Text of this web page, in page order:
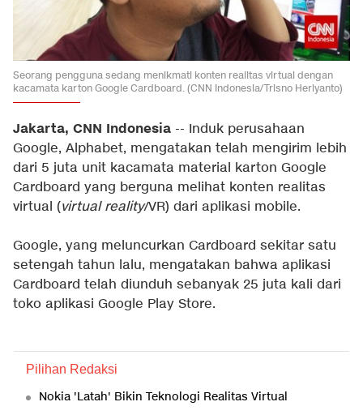
Seorang pengguna sedang menikmati konten realitas virtual dengan
kacamata karton Google Cardboard. (CNN Indonesia/Trisno Heriyanto)
Jakarta, CNN Indonesia -- Induk perusahaan
Google, Alphabet, mengatakan telah mengirim lebih
dari 5 juta unit kacamata material karton Google
Cardboard yang berguna melihat konten realitas
virtual (virtual reality/VR) dari aplikasi mobile.
Google, yang meluncurkan Cardboard sekitar satu
setengah tahun lalu, mengatakan bahwa aplikasi
Cardboard telah diunduh sebanyak 25 juta kali dari
toko aplikasi Google Play Store.
Pilihan Redaksi
Nokia 'Latah' Bikin Teknologi Realitas Virtual